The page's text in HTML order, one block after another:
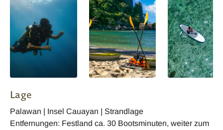
Lage
Palawan | Insel Cauayan | Strandlage
Entfernungen: Festland ca. 30 Bootsminuten, weiter zum